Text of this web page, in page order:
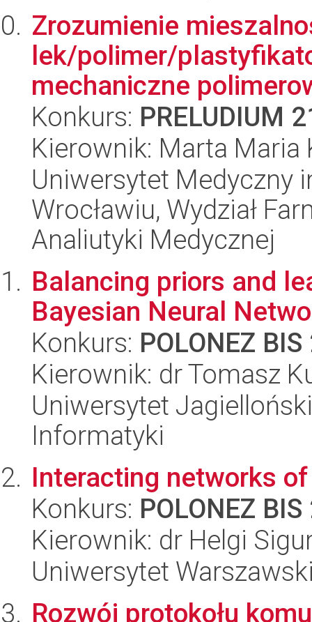
Zrozumienie
lek/polimer/
mechaniczne
Konkurs: PRELUDIUM
Kierownik: Marta Maria
Uniwersytet Medyczny
Wrocławiu, Wydział
Analiutyki Medycznej
Balancing priors and
Bayesian Neural
Konkurs: POLONEZ BIS
Kierownik: dr Tomasz
Uniwersytet
Informatyki
Interacting networks
Konkurs: POLONEZ BIS
Kierownik: dr Helgi
Uniwersytet
Rozwój protokołu